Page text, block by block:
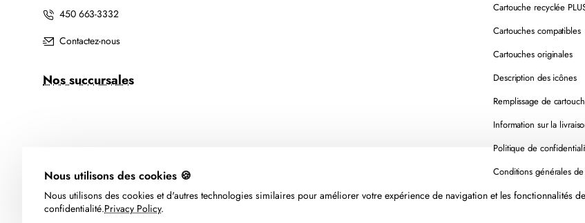
Nous utilisons des cookies 🍪
Nous utilisons des cookies et d'autres technologies similaires pour améliorer votre expérience de navigation et les fonctionnalités
confidentialité.Privacy Policy.
450 663-3332
Contactez-nous
Nos succursales
Cartouche recyclée
Cartouches compatibles
Cartouches originales
Description des icônes
Remplissage de
Information sur la
Politique de